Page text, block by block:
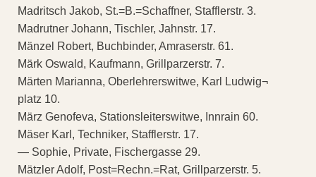
Madritsch Jakob, St.=B.=Schaffner, Stafflerstr. 3.
Madrutner Johann, Tischler, Jahnstr. 17.
Mänzel Robert, Buchbinder, Amraserstr. 61.
Märk Oswald, Kaufmann, Grillparzerstr. 7.
Märten Marianna, Oberlehrerswitwe, Karl Ludwig¬
platz 10.
März Genofeva, Stationsleiterswitwe, Innrain 60.
Mäser Karl, Techniker, Stafflerstr. 17.
— Sophie, Private, Fischergasse 29.
Mätzler Adolf, Post=Rechn.=Rat, Grillparzerstr. 5.